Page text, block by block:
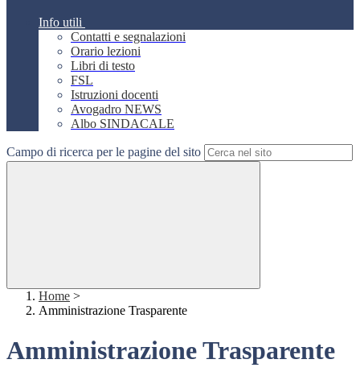
Info utili
Contatti e segnalazioni
Orario lezioni
Libri di testo
FSL
Istruzioni docenti
Avogadro NEWS
Albo SINDACALE
Campo di ricerca per le pagine del sito
Home >
Amministrazione Trasparente
Amministrazione Trasparente